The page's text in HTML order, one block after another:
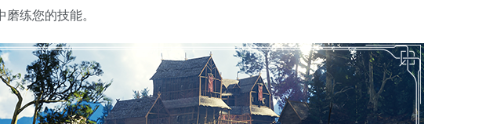
练您的技能。